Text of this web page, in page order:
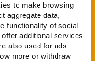
to make browsing
aggregate data,
functionality of social
additional services
also used for ads
more or withdraw
Capellino)
Nature)